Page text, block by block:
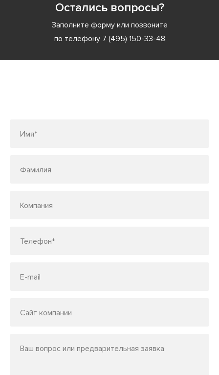
Остались вопросы?
Заполните форму или позвоните
по телефону 7 (495) 150-33-48
Имя*
Фамилия
Компания
Телефон*
E-mail
Сайт компании
Ваш вопрос или предварительная заявка